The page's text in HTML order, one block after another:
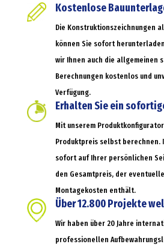
Kostenlose
Die Konstruktionszeichnungen
können Sie sofort
wir Ihnen auch die allgemeinen
Berechnungen kostenlos und
Verfügung.
Erhalten Sie ein
Mit unserem
Produktpreis selbst berechnen.
sofort auf Ihrer persönlichen
den Gesamtpreis, der
Montagekosten enthält.
Über 12.800 Projekte
Wir haben über 20 Jahre
professionellen